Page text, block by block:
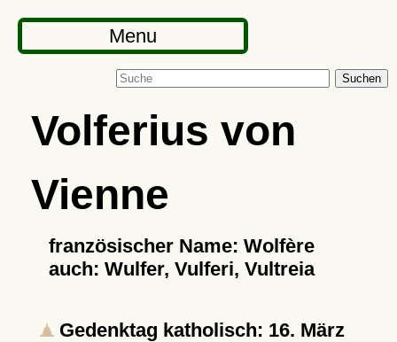
Menu
Suchen
Volferius von
Vienne
französischer Name: Wolfère
auch: Wulfer, Vulferi, Vultreia
Gedenktag katholisch: 16. März